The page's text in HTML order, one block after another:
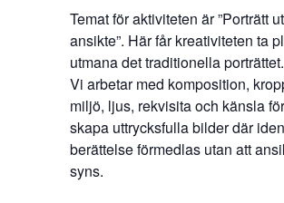
Temat för aktiviteten är ”Porträtt
ansikte”. Här får kreativiteten ta
utmana det traditionella porträttet.
Vi arbetar med komposition,
miljö, ljus, rekvisita och känsla
skapa uttrycksfulla bilder där
berättelse förmedlas utan att
syns.